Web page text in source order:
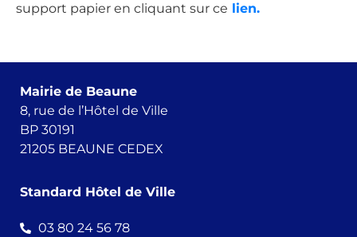
support papier en cliquant sur ce lien.
Mairie de Beaune
8, rue de l’Hôtel de Ville
BP 30191
21205 BEAUNE CEDEX
Standard Hôtel de Ville
03 80 24 56 78